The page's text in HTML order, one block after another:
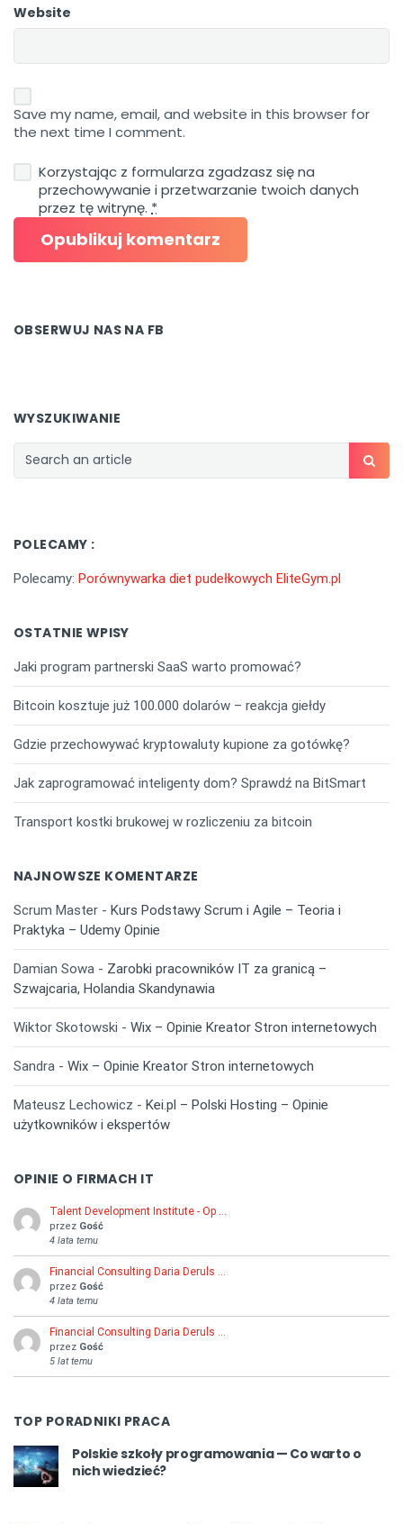
Website
Save my name, email, and website in this browser for
the next time I comment.
Korzystając z formularza zgadzasz się na
przechowywanie i przetwarzanie twoich danych
przez tę witrynę. *
OBSERWUJ NAS NA FB
WYSZUKIWANIE
POLECAMY :
Polecamy: Porównywarka diet pudełkowych EliteGym.pl
OSTATNIE WPISY
Jaki program partnerski SaaS warto promować?
Bitcoin kosztuje już 100.000 dolarów – reakcja giełdy
Gdzie przechowywać kryptowaluty kupione za gotówkę?
Jak zaprogramować inteligenty dom? Sprawdź na BitSmart
Transport kostki brukowej w rozliczeniu za bitcoin
NAJNOWSZE KOMENTARZE
Scrum Master - Kurs Podstawy Scrum i Agile – Teoria i
Praktyka – Udemy Opinie
Damian Sowa - Zarobki pracowników IT za granicą –
Szwajcaria, Holandia Skandynawia
Wiktor Skotowski - Wix – Opinie Kreator Stron internetowych
Sandra - Wix – Opinie Kreator Stron internetowych
Mateusz Lechowicz - Kei.pl – Polski Hosting – Opinie
użytkowników i ekspertów
OPINIE O FIRMACH IT
Talent Development Institute - Op …
przez Gość
4 lata temu
Financial Consulting Daria Deruls …
przez Gość
4 lata temu
Financial Consulting Daria Deruls …
przez Gość
5 lat temu
TOP PORADNIKI PRACA
Polskie szkoły programowania — Co warto o
nich wiedzieć?